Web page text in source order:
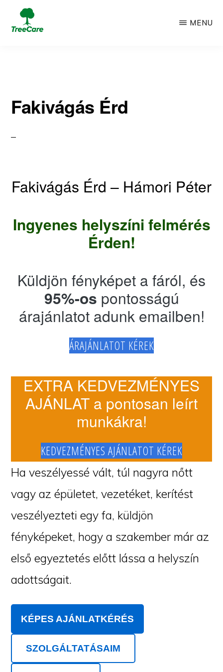
Skip
WordPress
oldal
MENU
Fakivágás Érd
Fakivágás Érd – Hámori Péter
Ingyenes helyszíni felmérés
Érden!
Küldjön fényképet a fáról, és
95%-os pontosságú
árajánlatot adunk emailben!
ÁRAJÁNLATOT KÉREK
EXTRA KEDVEZMÉNYES
AJÁNLAT a pontosan leírt
munkákra!
KEDVEZMÉNYES AJÁNLATOT KÉREK
Ha veszélyessé vált, túl nagyra nőtt
vagy az épületet, vezetéket, kerítést
veszélyezteti egy fa, küldjön
fényképeket, hogy a szakember már az
első egyeztetés előtt lássa a helyszín
adottságait.
KÉPES AJÁNLATKÉRÉS
SZOLGÁLTATÁSAIM